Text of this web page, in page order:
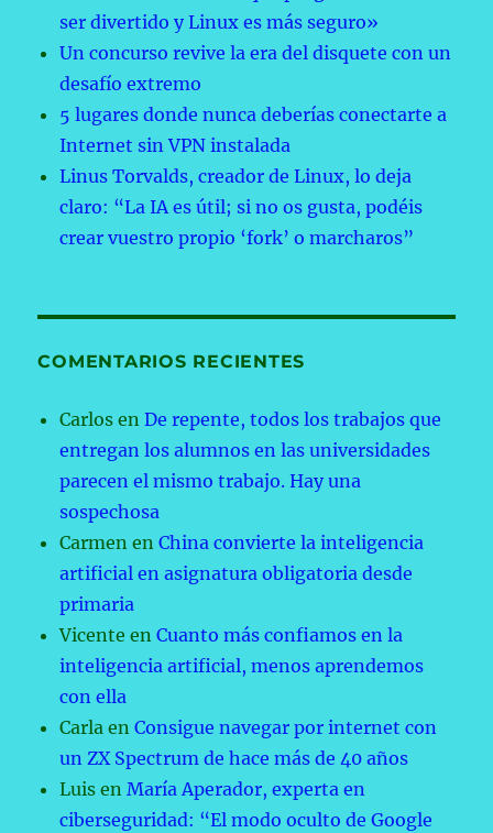
ser divertido y Linux es más seguro»
Un concurso revive la era del disquete con un
desafío extremo
5 lugares donde nunca deberías conectarte a
Internet sin VPN instalada
Linus Torvalds, creador de Linux, lo deja
claro: “La IA es útil; si no os gusta, podéis
crear vuestro propio ‘fork’ o marcharos”
COMENTARIOS RECIENTES
Carlos enDe repente, todos los trabajos que
entregan los alumnos en las universidades
parecen el mismo trabajo. Hay una
sospechosa
Carmen enChina convierte la inteligencia
artificial en asignatura obligatoria desde
primaria
Vicente enCuanto más confiamos en la
inteligencia artificial, menos aprendemos
con ella
Carla enConsigue navegar por internet con
un ZX Spectrum de hace más de 40 años
Luis enMaría Aperador, experta en
ciberseguridad: “El modo oculto de Google